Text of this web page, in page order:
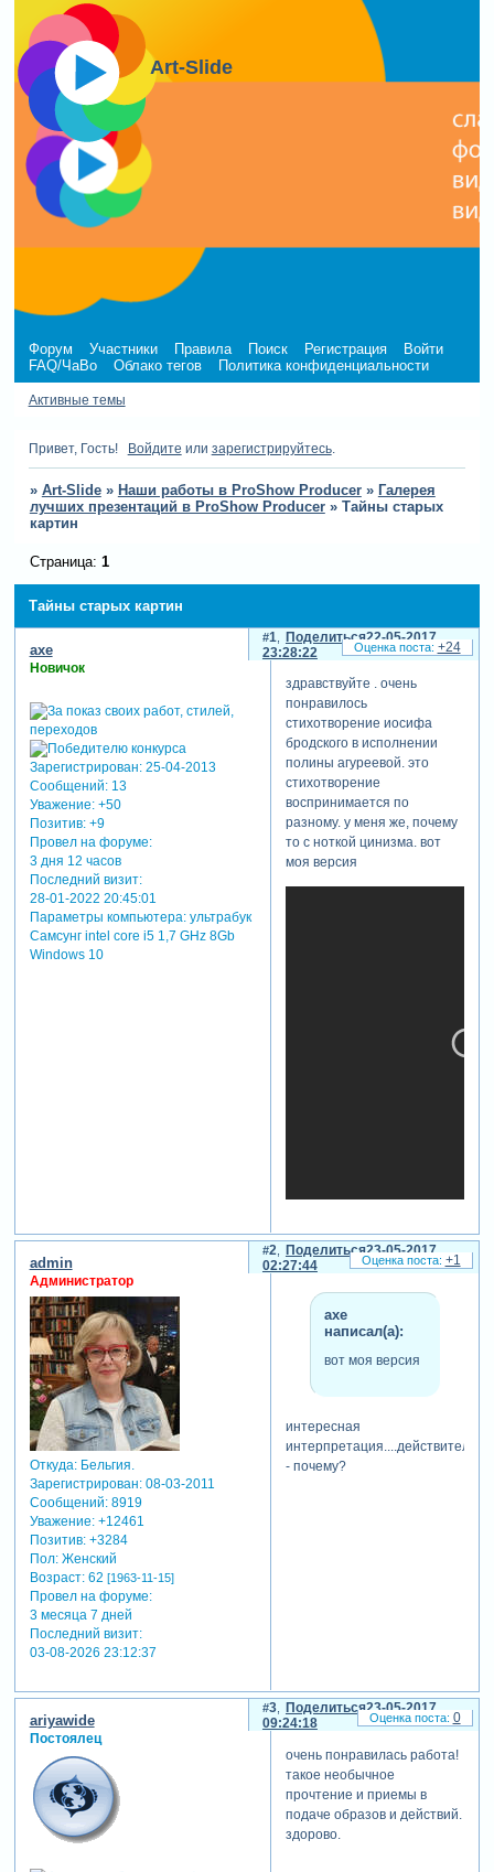
Art-Slide
Форум Участники Правила Поиск Регистрация
Войти
FAQ/ЧаВо
Облако тегов Политика конфиденциальности
Активные темы
Привет, Гость! Войдите или зарегистрируйтесь.
» Art-Slide » Наши работы в ProShow Producer » Галерея
лучших презентаций в ProShow Producer » Тайны старых
картин
Тайны старых картин
Страница: 1
Поделиться
1
22-05-2017
23:28:22
axe
Новичок
Зарегистрирован: 25-04-2013
Сообщений:13
Уважение: +50
Позитив: +9
Провел на форуме:
3 дня 12 часов
Последний визит:
28-01-2022 20:45:01
Параметры компьютера:ультрабук
Самсунг intel core i5 1,7 GHz 8Gb
Windows 10
здравствуйте . очень
понравилось
стихотворение иосифа
бродского в исполнении
полины агуреевой. это
стихотворение
воспринимается по
разному. у меня же, почему
то с ноткой цинизма. вот
моя версия
+24
Поделиться
2
23-05-2017
02:27:44
admin
Администратор
Откуда:Бельгия.
Зарегистрирован: 08-03-2011
Сообщений:8919
Уважение: +12461
Позитив: +3284
Пол:Женский
Возраст:62 [1963-11-15]
Провел на форуме:
3 месяца 7 дней
Последний визит:
03-08-2026 23:12:37
axe
написал(а):
вот моя версия
интересная
интерпретация....действительно
- почему?
+1
Поделиться
3
23-05-2017
09:24:18
ariyawide
Постоялец
очень понравилась работа!
такое необычное
прочтение и приемы в
подаче образов и действий.
здорово.
0